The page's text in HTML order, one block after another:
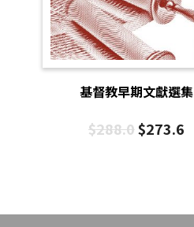
基督教早期文獻選集
$288.0$273.6